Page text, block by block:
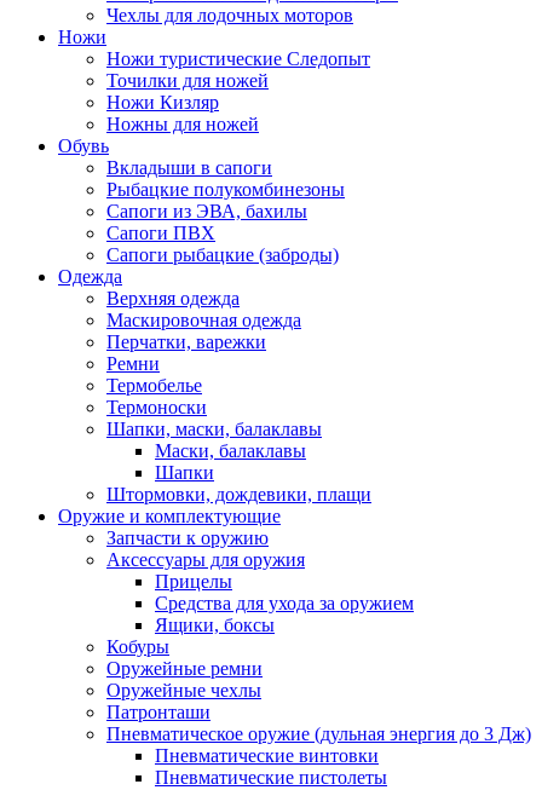
Чехлы для лодочных моторов
Ножи
Ножи туристические Следопыт
Точилки для ножей
Ножи Кизляр
Ножны для ножей
Обувь
Вкладыши в сапоги
Рыбацкие полукомбинезоны
Сапоги из ЭВА, бахилы
Сапоги ПВХ
Сапоги рыбацкие (заброды)
Одежда
Верхняя одежда
Маскировочная одежда
Перчатки, варежки
Ремни
Термобелье
Термоноски
Шапки, маски, балаклавы
Маски, балаклавы
Шапки
Штормовки, дождевики, плащи
Оружие и комплектующие
Запчасти к оружию
Аксессуары для оружия
Прицелы
Средства для ухода за оружием
Ящики, боксы
Кобуры
Оружейные ремни
Оружейные чехлы
Патронташи
Пневматическое оружие (дульная энергия до 3 Дж)
Пневматические винтовки
Пневматические пистолеты